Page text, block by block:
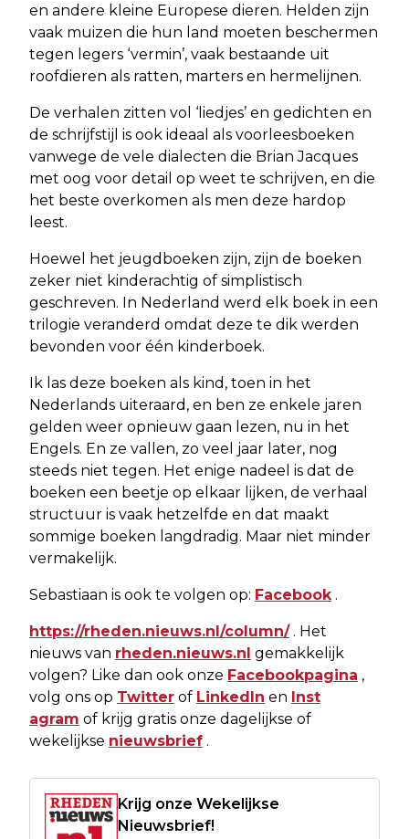
en andere kleine Europese dieren. Helden zijn
vaak muizen die hun land moeten beschermen
tegen legers ‘vermin’, vaak bestaande uit
roofdieren als ratten, marters en hermelijnen.
De verhalen zitten vol ‘liedjes’ en gedichten en
de schrijfstijl is ook ideaal als voorleesboeken
vanwege de vele dialecten die Brian Jacques
met oog voor detail op weet te schrijven, en die
het beste overkomen als men deze hardop
leest.
Hoewel het jeugdboeken zijn, zijn de boeken
zeker niet kinderachtig of simplistisch
geschreven. In Nederland werd elk boek in een
trilogie veranderd omdat deze te dik werden
bevonden voor één kinderboek.
Ik las deze boeken als kind, toen in het
Nederlands uiteraard, en ben ze enkele jaren
gelden weer opnieuw gaan lezen, nu in het
Engels. En ze vallen, zo veel jaar later, nog
steeds niet tegen. Het enige nadeel is dat de
boeken een beetje op elkaar lijken, de verhaal
structuur is vaak hetzelfde en dat maakt
sommige boeken langdradig. Maar niet minder
vermakelijk.
Sebastiaan is ook te volgen op: Facebook.
https://rheden.nieuws.nl/column/. Het
nieuws van rheden.nieuws.nl gemakkelijk
volgen? Like dan ook onze Facebookpagina ,
volg ons op Twitter of LinkedIn en Inst
agram of krijg gratis onze dagelijkse of
wekelijkse nieuwsbrief .
Krijg onze Wekelijkse
Nieuwsbrief!